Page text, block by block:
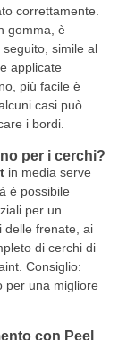
correttamente.
gomma, è
simile al
applicate
più facile è
casi può
i bordi.
per i cerchi?
in media serve
è possibile
per un
delle frenate, ai
di cerchi di
Consiglio:
per una migliore
con Peel